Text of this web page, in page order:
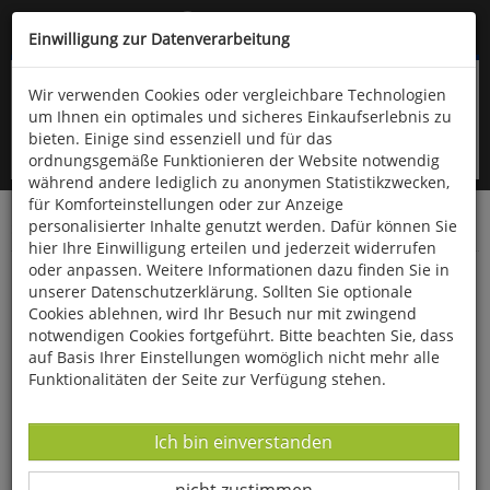
Kompletten Head der Seite überspringen
oder (06766) 9323-960
Startseite Bücher Literatur Belletristik
Ein mörderischer Sommer
Einwilligung zur Datenverarbeitung
Wir verwenden Cookies oder vergleichbare Technologien
um Ihnen ein optimales und sicheres Einkaufserlebnis zu
bieten. Einige sind essenziell und für das
ordnungsgemäße Funktionieren der Website notwendig
während andere lediglich zu anonymen Statistikzwecken,
für Komforteinstellungen oder zur Anzeige
personalisierter Inhalte genutzt werden. Dafür können Sie
hier Ihre Einwilligung erteilen und jederzeit widerrufen
oder anpassen. Weitere Informationen dazu finden Sie in
unserer Datenschutzerklärung. Sollten Sie optionale
Cookies ablehnen, wird Ihr Besuch nur mit zwingend
notwendigen Cookies fortgeführt. Bitte beachten Sie, dass
auf Basis Ihrer Einstellungen womöglich nicht mehr alle
Funktionalitäten der Seite zur Verfügung stehen.
Datenverarbeitung -
Ich bin einverstanden